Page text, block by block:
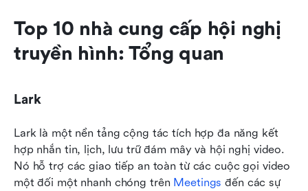
Top 10 nhà cung cấp hội nghị
truyền hình: Tổng quan
Lark
Lark là một nền tảng cộng tác tích hợp đa năng kết
hợp nhắn tin, lịch, lưu trữ đám mây và hội nghị video.
Nó hỗ trợ các giao tiếp an toàn từ các cuộc gọi video
một đối một nhanh chóng trên Meetings đến các sự